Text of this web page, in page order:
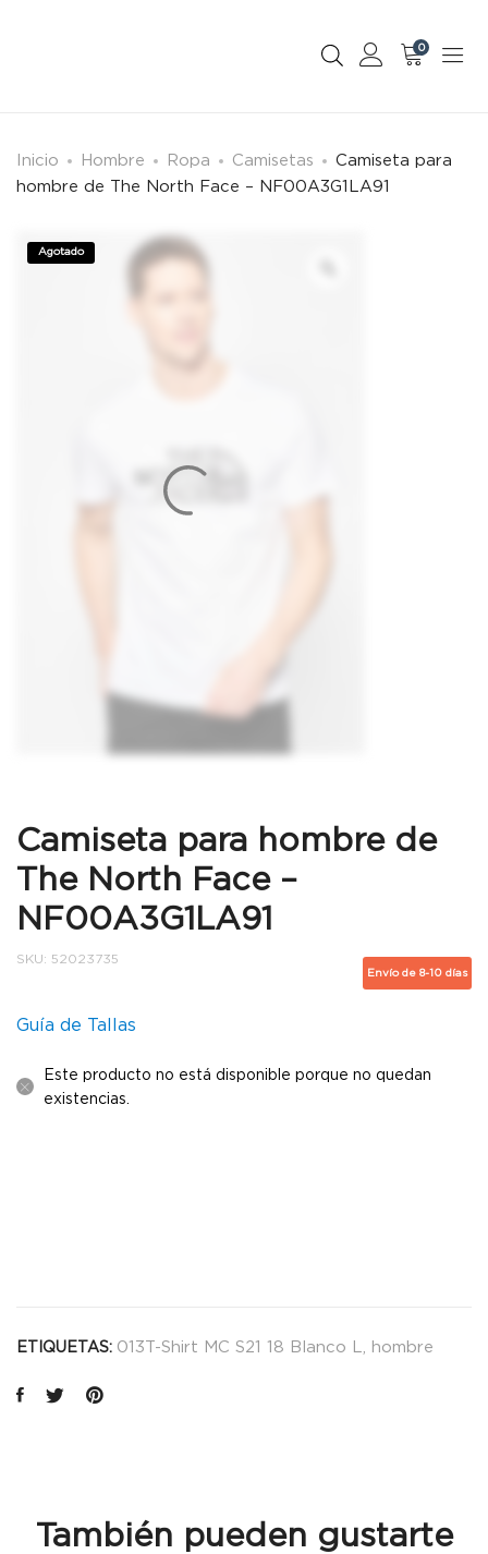
0
Inicio Hombre Ropa Camisetas
Camiseta para
hombre de The North Face – NF00A3G1LA91
Agotado
Camiseta para hombre de
The North Face –
NF00A3G1LA91
Envío de 8-10 días
SKU: 52023735
Guía de Tallas
Este producto no está disponible porque no quedan
existencias.
ETIQUETAS: 013T-Shirt MC S21 18 Blanco L hombre
También pueden gustarte